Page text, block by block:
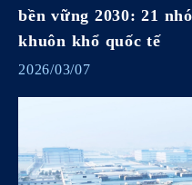
bền vững 2030: 21
khuôn khổ quốc tế
2026/03/07